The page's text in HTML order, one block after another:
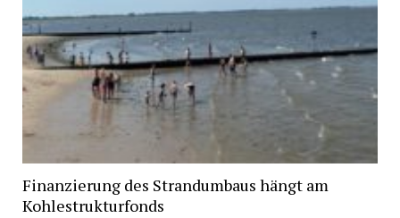
Finanzierung des Strandumbaus hängt am
Kohlestrukturfonds